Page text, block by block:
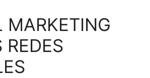
MARKETING
REDES